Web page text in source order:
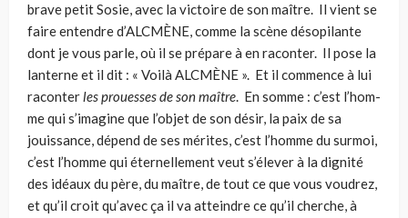
brave petit Sosie, avec la victoire de son maître. Il vient se
faire entendre d’ALCMÈNE, comme la scène désopilante
dont je vous parle, où il se prépare à en raconter. Il pose la
lanterne et il dit : « Voilà ALCMÈNE ». Et il commence à lui
raconterles prouesses de son maître. En somme : c’est l’hom­
me qui s’imagine que l’objet de son désir, la paix de sa
jouissance, dépend de ses mérites, c’est l’homme du surmoi,
c’est l’homme qui éternellement veut s’élever à la dignité
des idéaux du père, du maître, de tout ce que vous voudrez,
et qu’il croit qu’avec ça il va atteindre ce qu’il cherche, à